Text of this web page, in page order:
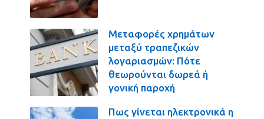
Μεταφορές χρημάτων
μεταξύ τραπεζικών
λογαριασμών: Πότε
θεωρούνται δωρεά ή
γονική παροχή
Πως γίνεται ηλεκτρονικά η